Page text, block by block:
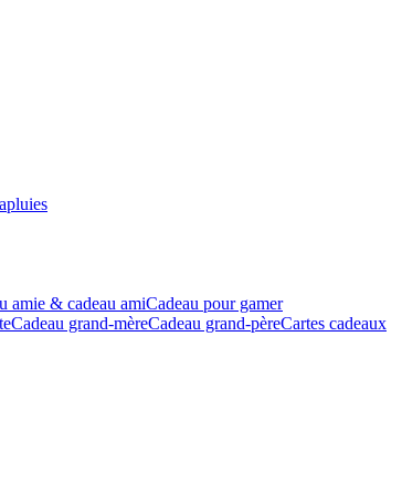
amie & cadeau amiCadeau pour gamer
Cadeau grand-mèreCadeau grand-pèreCartes cadeaux